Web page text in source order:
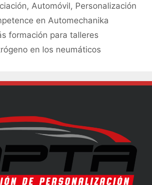
, Automóvil, Personalización
en Automechanika
formación para talleres
en los neumáticos